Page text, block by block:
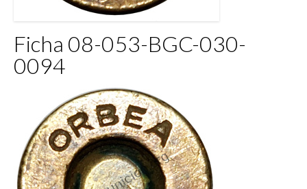
Ficha 08-053-BGC-030-
0094